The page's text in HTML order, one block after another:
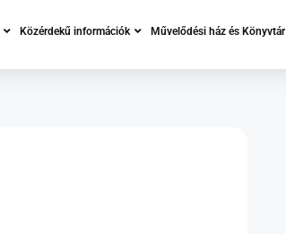
Közérdekű információk Művelődési ház és Könyvtár